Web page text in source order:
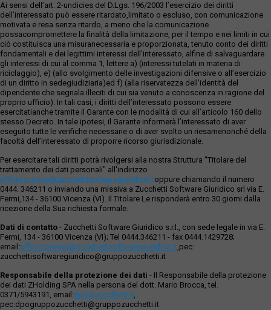
Ai sensi dell’art. 2-undicies del D.Lgs. 196/2003 l’esercizio dei diritti
dell’interessato può essere ritardato,limitato o escluso, con comunicazione
motivata e resa senza ritardo, a meno che la comunicazione
possacompromettere la finalità della limitazione, per il tempo e nei limiti in cui
ciò costituisca una misuranecessaria e proporzionata, tenuto conto dei diritti
fondamentali e dei legittimi interessi dell’interessato, alfine di salvaguardare
gli interessi di cui al comma 1, lettere a) (interessi tutelati in materia di
riciclaggio), e) (allo svolgimento delle investigazioni difensive o all’esercizio
di un diritto in sedegiudiziaria)ed f) (alla riservatezza dell’identità del
dipendente che segnala illeciti di cui sia venuto a conoscenza in ragione del
proprio ufficio). In tali casi, i diritti dell’interessato possono essere
esercitatianche tramite il Garante con le modalità di cui all’articolo 160 dello
stesso Decreto. In tale ipotesi, il Garante informerà l’interessato di aver
eseguito tutte le verifiche necessarie o di aver svolto un riesamenonché della
facoltà dell’interessato di proporre ricorso giurisdizionale.
Per esercitare tali diritti potrà rivolgersi alla nostra Struttura "Titolare del
trattamento dei dati personali" all'indirizzo
ufficio.privacy@zucchettisofwaregiuridico.itoppure chiamando il numero
0444. 346211 o inviando una missiva a Zucchetti Software Giuridico srl via E.
Fermi,134 - 36100 Vicenza (VI). Il Titolare Le risponderà entro 30 giorni dalla
ricezione della Sua richiesta formale.
Dati di contatto - Zucchetti Software Giuridico s.r.l., con sede legale in via E.
Fermi, 134 - 36100 Vicenza (VI); Tel 0444.346211 - fax 0444.1429728;
email:ufficio.privacy@zucchettisoftwaregiuridico.it,pec:
zucchettisoftwaregiuridico@gruppozucchetti.it
Responsabile della protezione dei dati - Il Responsabile della protezione
dei dati ZHolding SPA nella persona del dott. Mario Brocca, tel.
0371/5943191, email:dpo@zucchetti.it,
pec:dpogruppozucchetti@gruppozucchetti.it